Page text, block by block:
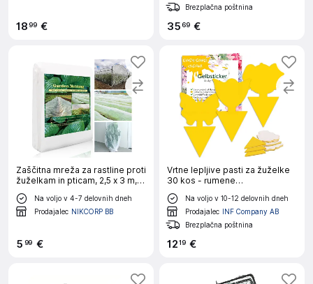
1899 €
Brezplačna poštnina
3569 €
Zaščitna mreža za rastline proti
žuželkam in pticam, 2,5 x 3 m,
fina poliestrska vrtna mreža za
zelenjavo in sadje, bela
Na voljo v 4-7 delovnih dneh
Prodajalec NIKCORP BB
5 99 €
Vrtne lepljive pasti za žuželke
30 kos - rumene
obojestranske
Na voljo v 10-12 delovnih dneh
Prodajalec INF Company AB
Brezplačna poštnina
1219 €